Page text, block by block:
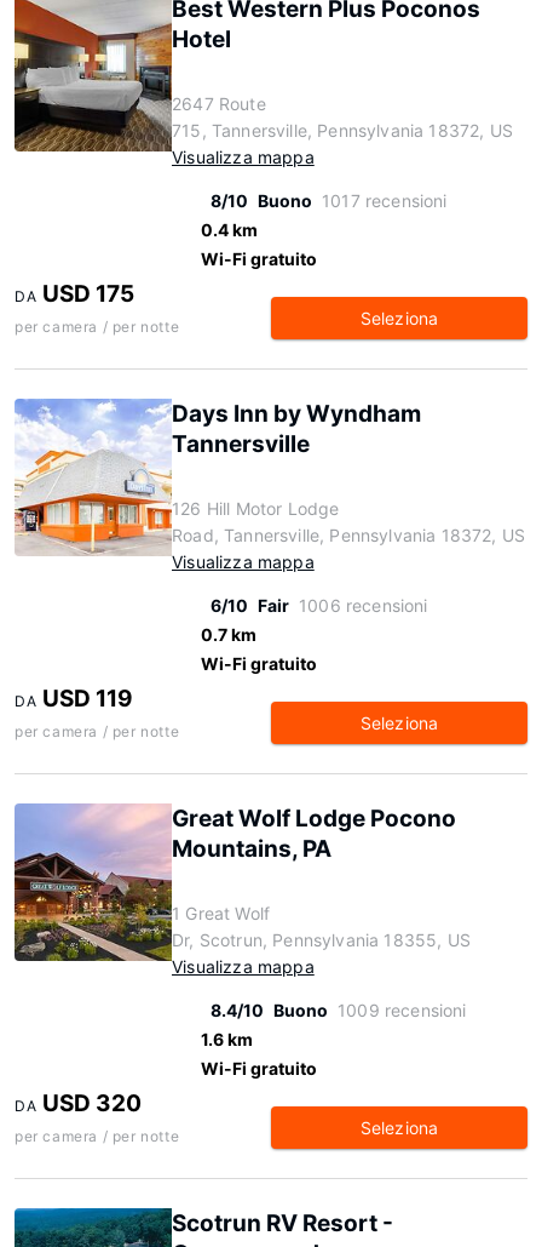
Best Western Plus Poconos
Hotel
2647 Route
715, Tannersville, Pennsylvania 18372, US
Visualizza mappa
8/10 Buono 1017 recensioni
0.4 km
Wi-Fi gratuito
DA USD 175
per camera / per notte Seleziona
Days Inn by Wyndham
Tannersville
126 Hill Motor Lodge
Road, Tannersville, Pennsylvania 18372, US
Visualizza mappa
6/10 Fair 1006 recensioni
0.7 km
Wi-Fi gratuito
DA USD 119
per camera / per notte Seleziona
Great Wolf Lodge Pocono
Mountains, PA
1 Great Wolf
Dr, Scotrun, Pennsylvania 18355, US
Visualizza mappa
8.4/10 Buono 1009 recensioni
1.6 km
Wi-Fi gratuito
DA USD 320
per camera / per notte Seleziona
Scotrun RV Resort -